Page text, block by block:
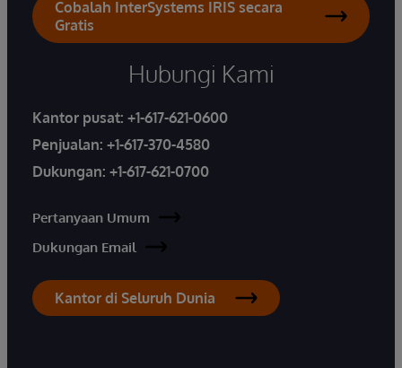
Cobalah InterSystems IRIS secara
Gratis
Hubungi Kami
Kantor pusat: +1-617-621-0600
Penjualan: +1-617-370-4580
Dukungan: +1-617-621-0700
Pertanyaan Umum
Dukungan Email
Kantor di Seluruh Dunia